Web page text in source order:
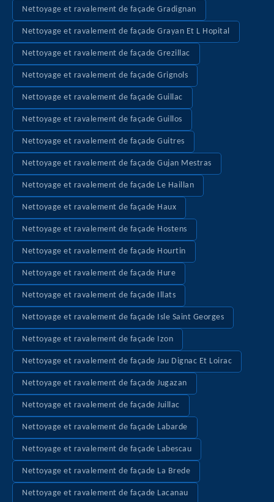
Nettoyage et ravalement de façade Gradignan
Nettoyage et ravalement de façade Grayan Et L Hopital
Nettoyage et ravalement de façade Grezillac
Nettoyage et ravalement de façade Grignols
Nettoyage et ravalement de façade Guillac
Nettoyage et ravalement de façade Guillos
Nettoyage et ravalement de façade Guitres
Nettoyage et ravalement de façade Gujan Mestras
Nettoyage et ravalement de façade Le Haillan
Nettoyage et ravalement de façade Haux
Nettoyage et ravalement de façade Hostens
Nettoyage et ravalement de façade Hourtin
Nettoyage et ravalement de façade Hure
Nettoyage et ravalement de façade Illats
Nettoyage et ravalement de façade Isle Saint Georges
Nettoyage et ravalement de façade Izon
Nettoyage et ravalement de façade Jau Dignac Et Loirac
Nettoyage et ravalement de façade Jugazan
Nettoyage et ravalement de façade Juillac
Nettoyage et ravalement de façade Labarde
Nettoyage et ravalement de façade Labescau
Nettoyage et ravalement de façade La Brede
Nettoyage et ravalement de façade Lacanau